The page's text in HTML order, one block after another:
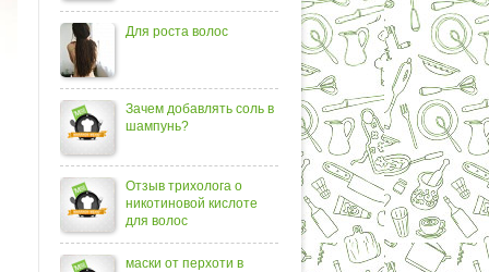
Для роста волос
Зачем добавлять соль в
шампунь?
Отзыв трихолога о
никотиновой кислоте
для волос
маски от перхоти в